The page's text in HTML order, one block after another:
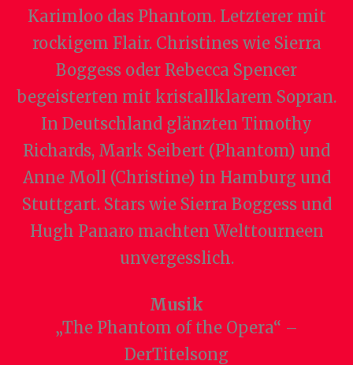
Karimloo das Phantom. Letzterer mit
rockigem Flair. Christines wie Sierra
Boggess oder Rebecca Spencer
begeisterten mit kristallklarem Sopran.
In Deutschland glänzten Timothy
Richards, Mark Seibert (Phantom) und
Anne Moll (Christine) in Hamburg und
Stuttgart. Stars wie Sierra Boggess und
Hugh Panaro machten Welttourneen
unvergesslich.
Musik
„The Phantom of the Opera“ –
DerTitelsong